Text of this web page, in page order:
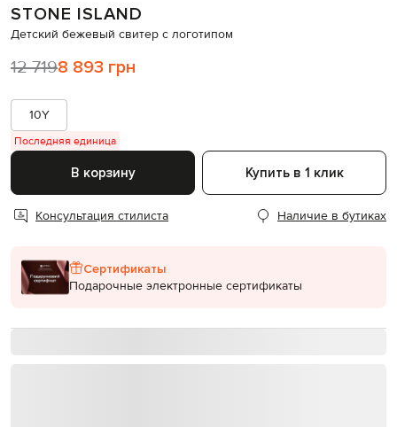
STONE ISLAND
Детский бежевый свитер с логотипом
12 7198 893 грн
10Y
Последняя единица
В корзину Купить в 1 клик
Консультация стилиста Наличие в бутиках
Сертификаты
Подарочные электронные сертификаты